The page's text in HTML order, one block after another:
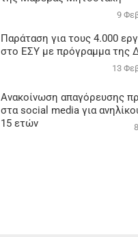
9
Παράταση για τους 4.000
στο ΕΣΥ με πρόγραμμα της
13
Ανακοίνωση απαγόρευσης
στα social media για
15 ετών